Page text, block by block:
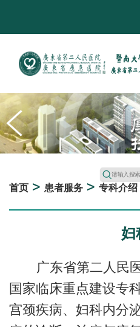
首页 > 患者服务 > 专科介绍
妇
广东省第二人民
国家临床重点建设专
宫颈疾病、妇科内分